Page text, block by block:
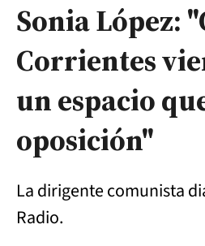
Sonia López:
Corrientes
un espacio
oposición"
La dirigente comunista
Radio.